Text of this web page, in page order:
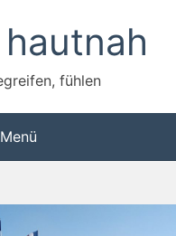
fühlen